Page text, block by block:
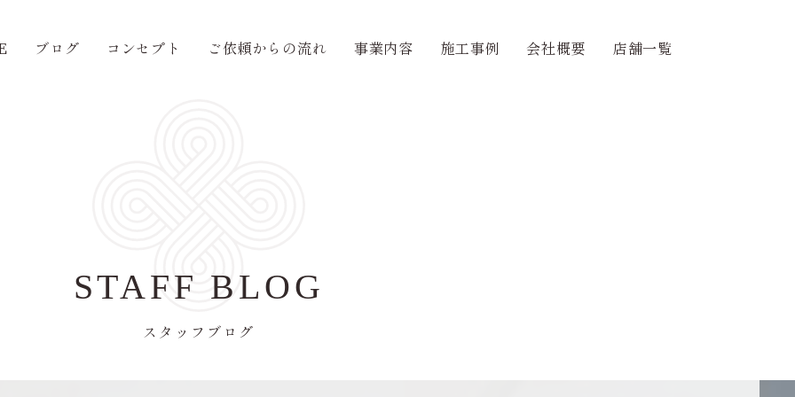
ブログ コンセプト ご依頼からの流れ 事業内容 施工事例 会社概要 店舗一覧
STAFF BLOG
スタッフブログ